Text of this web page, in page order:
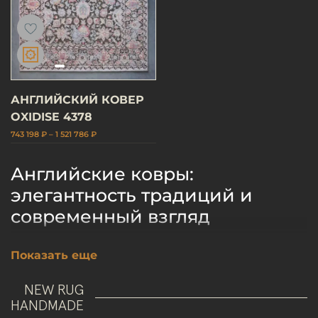
АНГЛИЙСКИЙ КОВЕР
OXIDISE 4378
743 198 ₽ – 1 521 786 ₽
Английские ковры:
элегантность традиций и
современный взгляд
котором каждая деталь дышит благородством и
сдержанностью, на ум приходят английские
традиции. Английские ковры — это не просто
Показать еще
NEW RUG
HANDMADE